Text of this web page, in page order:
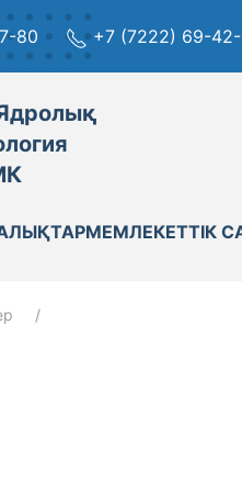
80 +7 (7222) 69-42-
МЕМЛЕКЕТТІК